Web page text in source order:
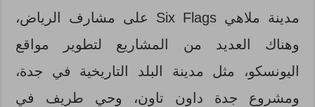
مدينة ملاهي Six Flags على مشارف الرياض،
وهناك العديد من المشاريع لتطوير مواقع
اليونسكو، مثل مدينة البلد التاريخية في جدة،
ومشروع جدة داون تاون، وحي طريف في